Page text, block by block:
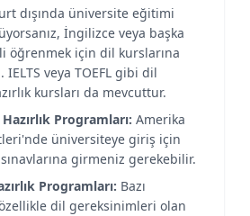
dışında üniversite eğitimi
İngilizce veya başka
öğrenmek için dil kurslarına
veya TOEFL gibi dil
kursları da mevcuttur.
Programları: Amerika
üniversiteye giriş için
sınavlarına girmeniz gerekebilir.
Programları: Bazı
dil gereksinimleri olan